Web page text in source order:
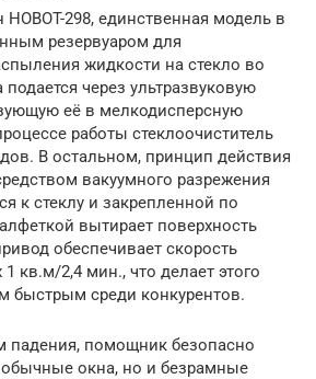
298, единственная модель в
резервуаром для
жидкости на стекло во
через ультразвуковую
её в мелкодисперсную
работы стеклоочиститель
В остальном, принцип действия
вакуумного разрежения
к стеклу и закрепленной по
вытирает поверхность
обеспечивает скорость
кв.м/2,4 мин., что делает этого
быстрым среди конкурентов.
падения, помощник безопасно
окна, но и безрамные